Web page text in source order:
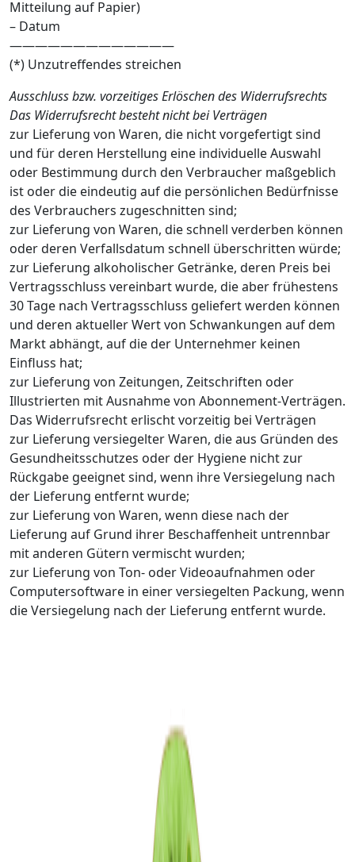
Mitteilung auf Papier)
– Datum
—————————————
(*) Unzutreffendes streichen
Ausschluss bzw. vorzeitiges Erlöschen des Widerrufsrechts
Das Widerrufsrecht besteht nicht bei Verträgen
zur Lieferung von Waren, die nicht vorgefertigt sind
und für deren Herstellung eine individuelle Auswahl
oder Bestimmung durch den Verbraucher maßgeblich
ist oder die eindeutig auf die persönlichen Bedürfnisse
des Verbrauchers zugeschnitten sind;
zur Lieferung von Waren, die schnell verderben können
oder deren Verfallsdatum schnell überschritten würde;
zur Lieferung alkoholischer Getränke, deren Preis bei
Vertragsschluss vereinbart wurde, die aber frühestens
30 Tage nach Vertragsschluss geliefert werden können
und deren aktueller Wert von Schwankungen auf dem
Markt abhängt, auf die der Unternehmer keinen
Einfluss hat;
zur Lieferung von Zeitungen, Zeitschriften oder
Illustrierten mit Ausnahme von Abonnement-Verträgen.
Das Widerrufsrecht erlischt vorzeitig bei Verträgen
zur Lieferung versiegelter Waren, die aus Gründen des
Gesundheitsschutzes oder der Hygiene nicht zur
Rückgabe geeignet sind, wenn ihre Versiegelung nach
der Lieferung entfernt wurde;
zur Lieferung von Waren, wenn diese nach der
Lieferung auf Grund ihrer Beschaffenheit untrennbar
mit anderen Gütern vermischt wurden;
zur Lieferung von Ton- oder Videoaufnahmen oder
Computersoftware in einer versiegelten Packung, wenn
die Versiegelung nach der Lieferung entfernt wurde.